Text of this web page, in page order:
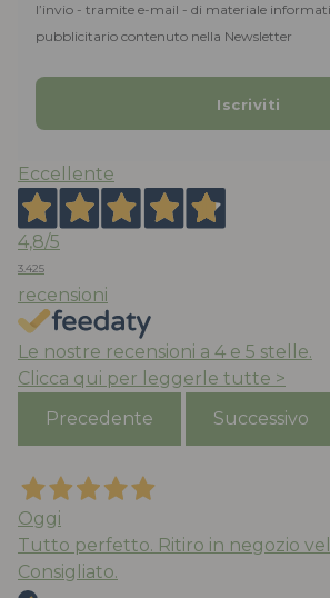
l’invio - tramite e-mail - di materiale
pubblicitario contenuto nella Newsletter
Eccellente
4,8/5
3.425
recensioni
Le nostre recensioni a 4 e 5 stelle.
Clicca qui per leggerle tutte >
Precedente
Successivo
Oggi
Tutto perfetto. Ritiro in negozio
Consigliato.